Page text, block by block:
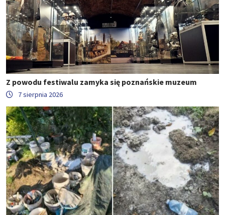
Z powodu festiwalu zamyka się poznańskie muzeum
7 sierpnia 2026